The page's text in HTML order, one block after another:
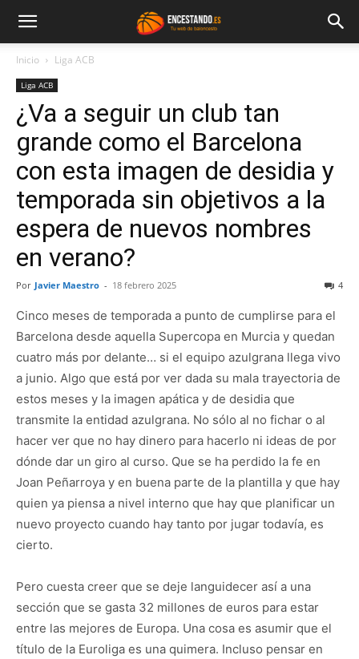
Inicio Liga ACB
Liga ACB
¿Va a seguir un club tan
grande como el Barcelona
con esta imagen de desidia y
temporada sin objetivos a la
espera de nuevos nombres
en verano?
Por Javier Maestro - 18 febrero 2025 4
Cinco meses de temporada a punto de cumplirse para el
Barcelona desde aquella Supercopa en Murcia y quedan
cuatro más por delante… si el equipo azulgrana llega vivo
a junio. Algo que está por ver dada su mala trayectoria de
estos meses y la imagen apática y de desidia que
transmite la entidad azulgrana. No sólo al no fichar o al
hacer ver que no hay dinero para hacerlo ni ideas de por
dónde dar un giro al curso. Que se ha perdido la fe en
Joan Peñarroya y en buena parte de la plantilla y que hay
quien ya piensa a nivel interno que hay que planificar un
nuevo proyecto cuando hay tanto por jugar todavía, es
cierto.
Pero cuesta creer que se deje languidecer así a una
sección que se gasta 32 millones de euros para estar
entre las mejores de Europa. Una cosa es asumir que el
título de la Euroliga es una quimera. Incluso pensar en